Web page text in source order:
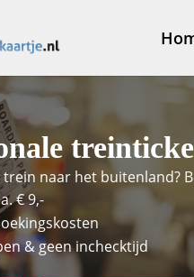
naar het buitenland?
€ 9,-
& geen inchecktijd